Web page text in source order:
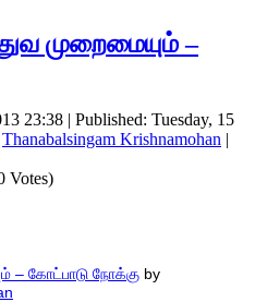
முறைமையும் –
23:38 | Published: Tuesday, 15
Thanabalsingam Krishnamohan |
Votes)
– கோட்பாடு நோக்கு by